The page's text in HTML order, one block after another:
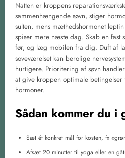
Natten er kroppens
sammenhængende søvn, stiger
sulten, mens mæthedshormonet
spiser mere næste dag. Skab en
før, og læg mobilen fra dig. Duft af
soveværelset kan berolige
hurtigere. Prioritering af søvn
at give kroppen optimale
hormoner.
Sådan kommer du i
Sæt ét konkret mål for kosten, fx
Afsæt 20 minutter til yoga eller en